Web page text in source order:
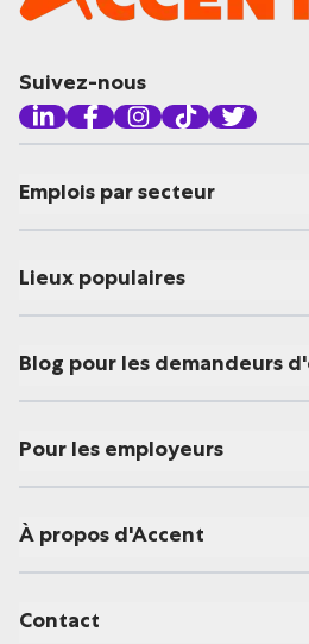
Suivez-nous
Emplois par secteur
Lieux populaires
Blog pour les demandeurs
Pour les employeurs
À propos d'Accent
Contact